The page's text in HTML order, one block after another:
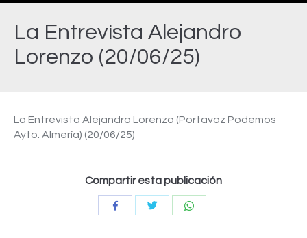
La Entrevista Alejandro
Lorenzo (20/06/25)
La Entrevista Alejandro Lorenzo (Portavoz Podemos
Ayto. Almería) (20/06/25)
Compartir esta publicación
CompartirCompartir